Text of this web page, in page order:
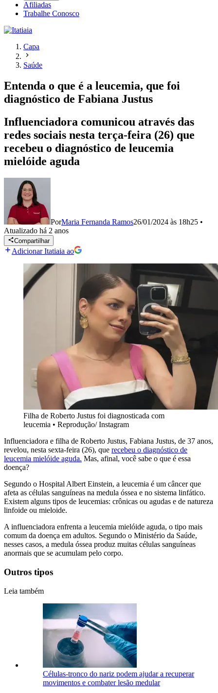
Afiliadas
Trabalhe Conosco
Capa
Saúde
Entenda o que é a leucemia, que foi
diagnóstico de Fabiana Justus
Influenciadora comunicou através das
redes sociais nesta terça-feira (26) que
recebeu o diagnóstico de leucemia
mielóide aguda
PorMaria Fernanda Ramos26/01/2024 às 18h25 •
Atualizado há 2 anos
Compartilhar
Adicionar Itatiaia ao
Filha de Roberto Justus foi diagnosticada com
leucemia • Reprodução/ Instagram
Influenciadora e filha de Roberto Justus, Fabiana Justus, de 37 anos,
revelou, nesta sexta-feira (26), que recebeu o diagnóstico de
leucemia mielóide aguda. Mas, afinal, você sabe o que é essa
doença?
Segundo o Hospital Albert Einstein, a leucemia é um câncer que
afeta as células sanguíneas na medula óssea e no sistema linfático.
Existem alguns tipos de leucemias: crônicas ou agudas e de natureza
linfoide ou mieloide.
A influenciadora enfrenta a leucemia mielóide aguda, o tipo mais
comum da doença em adultos. Segundo o Ministério da Saúde,
nesses casos, a medula óssea produz muitas células sanguíneas
anormais que se acumulam pelo corpo.
Outros tipos
Leia também
Células-tronco do nariz podem ajudar a recuperar
movimentos e combater lesão medular